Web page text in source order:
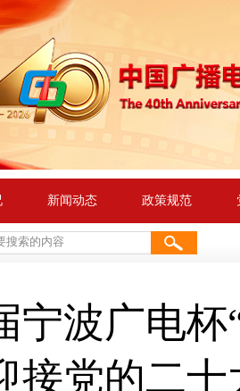
新闻动态 政策规范
宁波广电
接党的二